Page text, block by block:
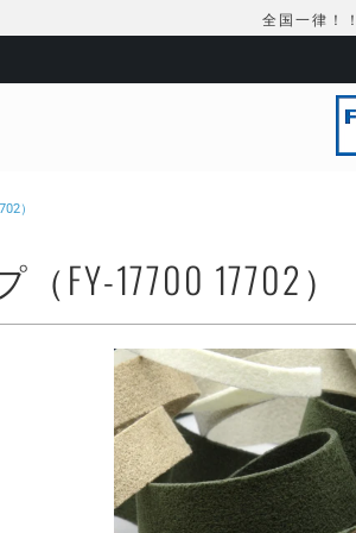
全国一律！
）
FY-17700 17702）
¥465
¥465